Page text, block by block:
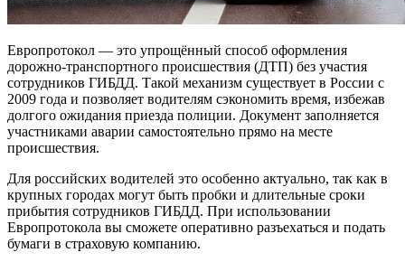
Европротокол — это упрощённый способ оформления
дорожно-транспортного происшествия (ДТП) без участия
сотрудников ГИБДД. Такой механизм существует в России с
2009 года и позволяет водителям сэкономить время, избежав
долгого ожидания приезда полиции. Документ заполняется
участниками аварии самостоятельно прямо на месте
происшествия.
Для российских водителей это особенно актуально, так как в
крупных городах могут быть пробки и длительные сроки
прибытия сотрудников ГИБДД. При использовании
Европротокола вы сможете оперативно разъехаться и подать
бумаги в страховую компанию.